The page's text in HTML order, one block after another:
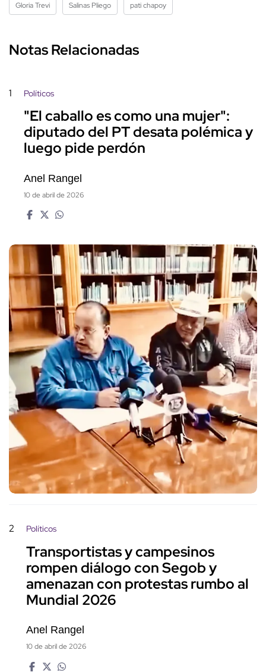
Gloria Trevi Salinas Pliego pati chapoy
Notas Relacionadas
1 Políticos
"El caballo es como una mujer":
diputado del PT desata polémica y
luego pide perdón
Anel Rangel
10 de abril de 2026
2 Políticos
Transportistas y campesinos
rompen diálogo con Segob y
amenazan con protestas rumbo al
Mundial 2026
Anel Rangel
10 de abril de 2026